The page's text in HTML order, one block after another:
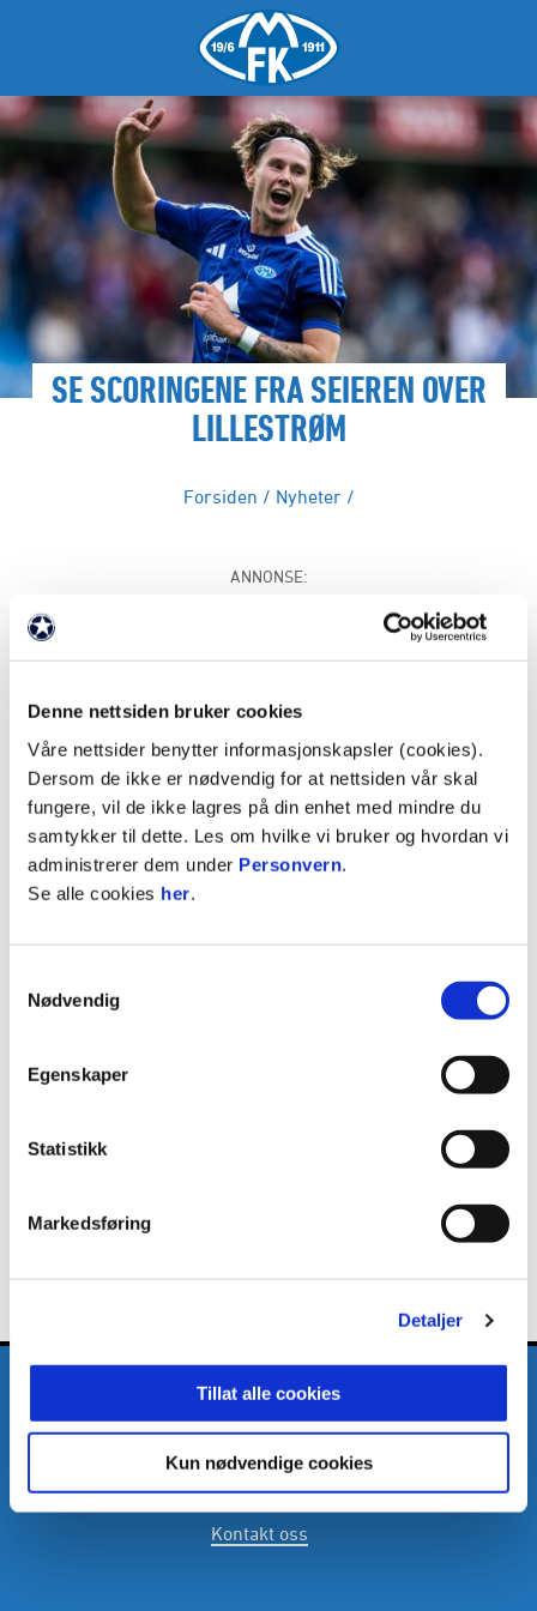
Denne nettsiden bruker cookies
Våre nettsider benytter informasjonskapsler (cookies).
Dersom de ikke er nødvendig for at nettsiden vår skal
fungere, vil de ikke lagres på din enhet med mindre du
samtykker til dette. Les om hvilke vi bruker og hvordan vi
administrerer dem under Personvern.
Se alle cookies her.
Nødvendig
Egenskaper
Statistikk
Markedsføring
Detaljer
Tillat alle cookies
Kun nødvendige cookies
SE SCORINGENE FRA SEIEREN OVER
LILLESTRØM
Forsiden / Nyheter /
ANNONSE:
Godta informasjonskapsler for å se video
E-post:mfk@moldefk.no Telefon:(+47) 71 20 25 00
Kontakt oss